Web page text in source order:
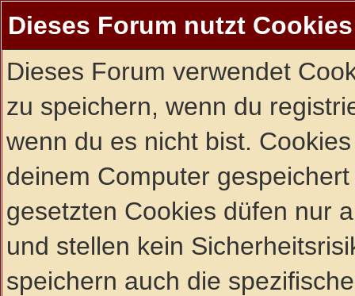
Dieses Forum nutzt Cookies
Dieses Forum verwendet
zu speichern, wenn du
wenn du es nicht bist.
deinem Computer
gesetzten Cookies düfen nur
und stellen kein
speichern auch die